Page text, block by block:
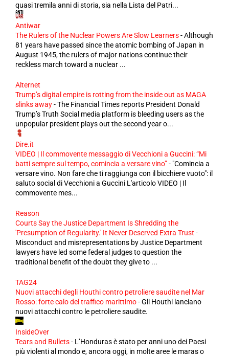
quasi tremila anni di storia, sia nella Lista del Patri...
Antiwar
The Rulers of the Nuclear Powers Are Slow Learners-Although
81 years have passed since the atomic bombing of Japan in
August 1945, the rulers of major nations continue their
reckless march toward a nuclear ...
Alternet
Trump’s digital empire is rotting from the inside out as MAGA
slinks away-The Financial Times reports President Donald
Trump’s Truth Social media platform is bleeding users as the
unpopular president plays out the second year o...
Dire.it
VIDEO | Il commovente messaggio di Vecchioni a Guccini: “Mi
batti sempre sul tempo, comincia a versare vino”- "Comincia a
versare vino. Non fare che ti raggiunga con il bicchiere vuoto": il
saluto social di Vecchioni a Guccini L'articolo VIDEO | Il
commovente mes...
Reason
Courts Say the Justice Department Is Shredding the
'Presumption of Regularity.' It Never Deserved Extra Trust -
Misconduct and misrepresentations by Justice Department
lawyers have led some federal judges to question the
traditional benefit of the doubt they give to ...
TAG24
Nuovi attacchi degli Houthi contro petroliere saudite nel Mar
Rosso: forte calo del traffico marittimo-Gli Houthi lanciano
nuovi attacchi contro le petroliere saudite.
InsideOver
Tears and Bullets- L’Honduras è stato per anni uno dei Paesi
più violenti al mondo e, ancora oggi, in molte aree le maras o